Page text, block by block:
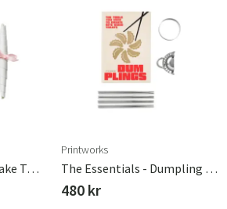
The Essentials - Cupcake Tools
Printworks
The Essentials - Dumpling Tools
480 kr